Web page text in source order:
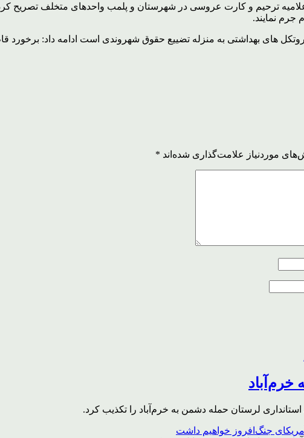
ترحیم و کارت عروسی در شهرستان و پلمب واحدهای متخلف تصریح
جرم نمایند.
پروتکل های بهداشتی به منزله تضییع حقوق شهروندی است ادامه داد:
موردنیاز علامت‌گذاری شده‌اند *
خرم‌آباد
لرستان حمله دشمن به خرم‌آباد را تکذیب کرد.